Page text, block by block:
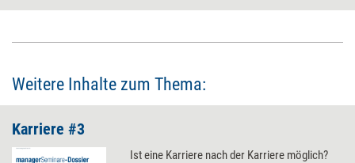
Weitere Inhalte zum Thema:
Karriere #3
Ist eine Karriere nach der Karriere möglich?